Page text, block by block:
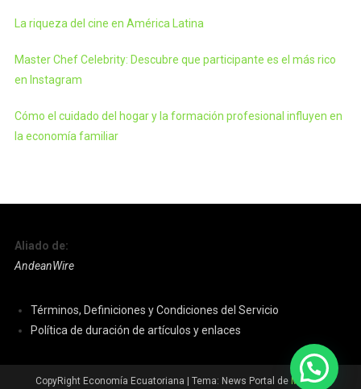
La riqueza del cine en América Latina
Master Chef Celebrity: Descubre que participante es el más rico
en Instagram
Cómo el cuidado del hogar y la formación profesional influyen en
la economía familiar
Aliado de:
AndeanWire
Términos, Definiciones y Condiciones del Servicio
Política de duración de artículos y enlaces
CopyRight Economía Ecuatoriana Tema: News Portal de Mystery